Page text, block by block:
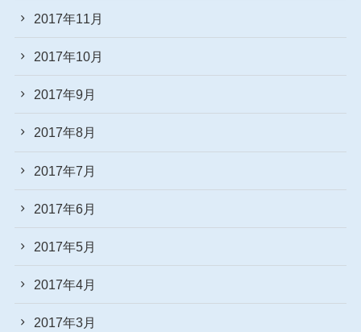
2017年11月
2017年10月
2017年9月
2017年8月
2017年7月
2017年6月
2017年5月
2017年4月
2017年3月